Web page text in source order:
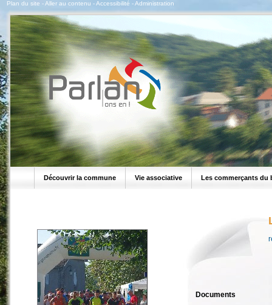
Plan du site -Aller au contenu -Accessibilité -Administration
Découvrir la commune Vie associative Les commerçants du
Documents